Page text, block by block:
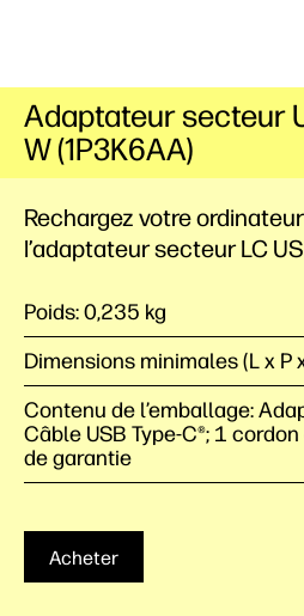
Rechargez votre
l’adaptateur secteur LC
Poids: 0,235 kg
Dimensions minimales (L x P
Contenu de l’emballage:
Câble USB Type-C®️; 1
de garantie
Acheter
Adaptateur secteur
W (1P3K6AA)